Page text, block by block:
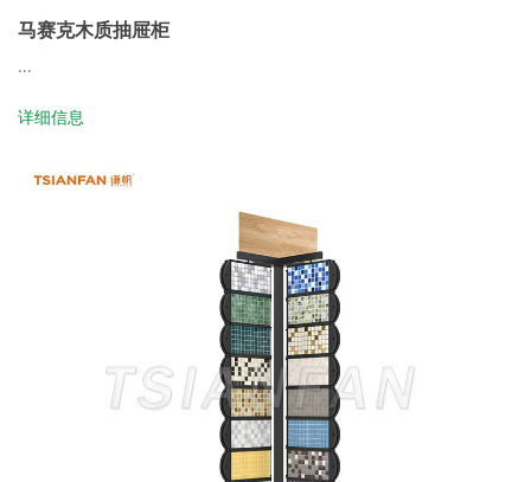
马赛克木质抽屉柜
...
详细信息